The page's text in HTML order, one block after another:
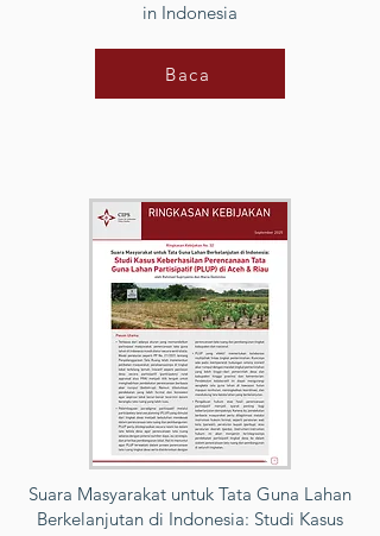
in Indonesia
Baca
Suara Masyarakat untuk Tata Guna Lahan
Berkelanjutan di Indonesia: Studi Kasus